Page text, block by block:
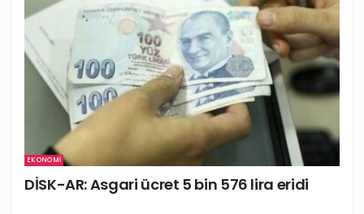
EKONOMI
DİSK-AR: Asgari ücret 5 bin 576 lira eridi